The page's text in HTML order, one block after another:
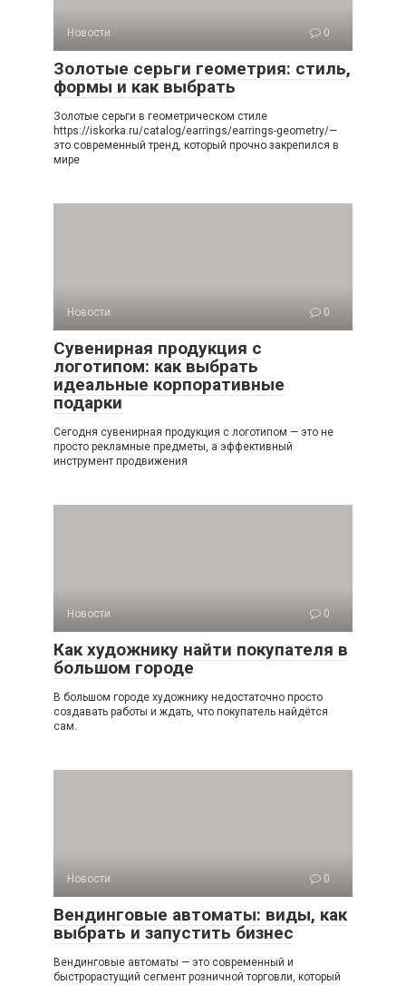
Новости 0
Золотые серьги геометрия: стиль,
формы и как выбрать
Золотые серьги в геометрическом стиле
https://iskorka.ru/catalog/earrings/earrings-geometry/—
это современный тренд, который прочно закрепился в
мире
Новости 0
Сувенирная продукция с
логотипом: как выбрать
идеальные корпоративные
подарки
Сегодня сувенирная продукция с логотипом — это не
просто рекламные предметы, а эффективный
инструмент продвижения
Новости 0
Как художнику найти покупателя в
большом городе
В большом городе художнику недостаточно просто
создавать работы и ждать, что покупатель найдётся
сам.
Новости 0
Вендинговые автоматы: виды, как
выбрать и запустить бизнес
Вендинговые автоматы — это современный и
быстрорастущий сегмент розничной торговли, который